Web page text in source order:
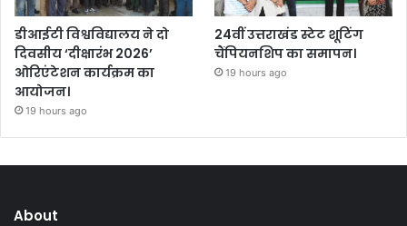
डीआईटी विश्वविद्यालय ने दो
दिवसीय ‘दीक्षारंभ 2026’
ओरिएंटेशन कार्यक्रम का
आयोजन।
19 hours ago
24वीं उत्तराखंड स्टेट शूटिंग
चैंपियनशिप का समापन।
19 hours ago
About